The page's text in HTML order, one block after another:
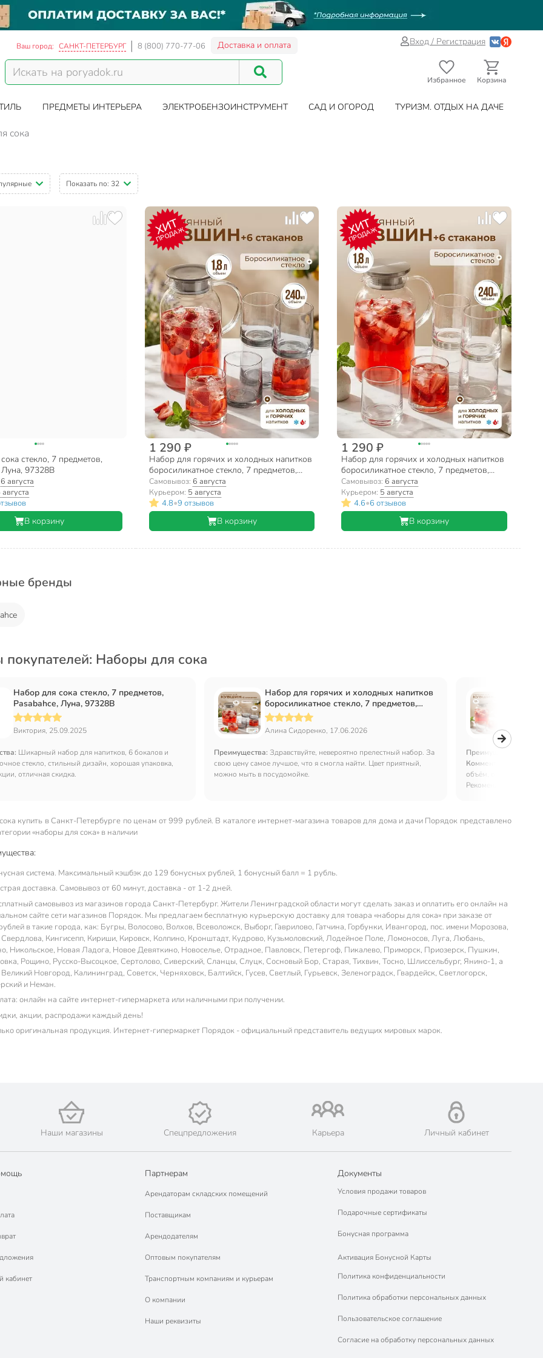
Ваш город: САНКТ-ПЕТЕРБУРГ 8 (800) 770-77-06 Доставка и оплата Вход / Регистрация
Избранное Корзина
ПРЕДМЕТЫ ИНТЕРЬЕРА ЭЛЕКТРОБЕНЗОИНСТРУМЕНТ САД И ОГОРОД ТУРИЗМ. ОТДЫХ НА ДАЧЕ
сока
Показать по: 32
стекло, 7 предметов,
Луна, 97328B
6 августа
августа
В корзину
ХИТ
ПРОДАЖ
1 290 ₽
Набор для горячих и холодных напитков
боросиликатное стекло, 7 предметов,
кувшин 1.8 л, 6 стаканов 240 мл,
Графитовый туман, B050170/Y4-11725
Самовывоз: 6 августа
Курьером: 5 августа
4.8•9 отзывов
В корзину
ХИТ
ПРОДАЖ
1 290 ₽
Набор для горячих и холодных напитков
боросиликатное стекло, 7 предметов,
кувшин 1.8 л, 6 стаканов 240 мл,
Кристальная дымка, B050172/Y4-11726
Самовывоз: 6 августа
Курьером: 5 августа
4.6•6 отзывов
В корзину
бренды
Наборы для сока
Набор для сока стекло, 7 предметов,
Pasabahce, Луна, 97328B
Виктория, 25.09.2025
Шикарный набор для напитков, 6 бокалов и
стекло, стильный дизайн, хорошая упаковка,
отличная скидка.
Набор для горячих и холодных напитков
боросиликатное стекло, 7 предметов,
кувшин 1.8 л, 6 стаканов 240 мл,
Графитовый туман, B050170/Y4-11725
Алина Сидоренко, 17.06.2026
Преимущества:Здравствуйте, невероятно прелестный набор. За
свою цену самое лучшое, что я смогла найти. Цвет приятный,
можно мыть в посудомойке.
Преимущества:
Комментарий:
объём, оптимальная
Рекомендую к
купить в Санкт-Петербургe по ценам от 999 рублей. В каталоге интернет-магазина товаров для дома и дачи Порядок представлено
«наборы для сока» в наличии
система. Максимальный кэшбэк до 129 бонусных рублей, 1 бонусный балл = 1 рубль.
доставка. Самовывоз от 60 минут, доставка - от 1-2 дней.
самовывоз из магазинов города Санкт-Петербург. Жители Ленинградской области могут сделать заказ и оплатить его онлайн на
сайте сети магазинов Порядок. Мы предлагаем бесплатную курьерскую доставку для товара «наборы для сока» при заказе от
в такие города, как: Бугры, Волосово, Волхов, Всеволожск, Выборг, Гаврилово, Гатчина, Горбунки, Ивангород, пос. имени Морозова,
Кингисепп, Кириши, Кировск, Колпино, Кронштадт, Кудрово, Кузьмоловский, Лодейное Поле, Ломоносов, Луга, Любань,
Никольское, Новая Ладога, Новое Девяткино, Новоселье, Отрадное, Павловск, Петергоф, Пикалево, Приморск, Приозерск, Пушкин,
Рощино, Русско-Высоцкое, Сертолово, Сиверский, Сланцы, Слуцк, Сосновый Бор, Старая, Тихвин, Тосно, Шлиссельбург, Янино-1, а
Новгород, Калининград, Советск, Черняховск, Балтийск, Гусев, Светлый, Гурьевск, Зеленоградск, Гвардейск, Светлогорск,
и Неман.
онлайн на сайте интернет-гипермаркета или наличными при получении.
акции, распродажи каждый день!
оригинальная продукция. Интернет-гипермаркет Порядок - официальный представитель ведущих мировых марок.
Наши магазины Спецпредложения Карьера Личный кабинет
кабинет
Партнерам
Арендаторам складских помещений
Поставщикам
Арендодателям
Оптовым покупателям
Транспортным компаниям и курьерам
О компании
Наши реквизиты
Документы
Условия продажи товаров
Подарочные сертификаты
Бонусная программа
Активация Бонусной Карты
Политика конфиденциальности
Политика обработки персональных данных
Пользовательское соглашение
Согласие на обработку персональных данных